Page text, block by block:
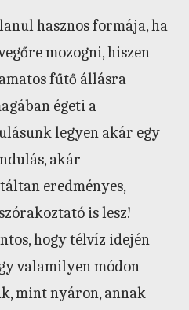
hasznos formája, ha
mozogni, hiszen
fűtő állásra
égeti a
legyen akár egy
akár
eredményes,
is lesz!
hogy télvíz idején
valamilyen módon
mint nyáron, annak